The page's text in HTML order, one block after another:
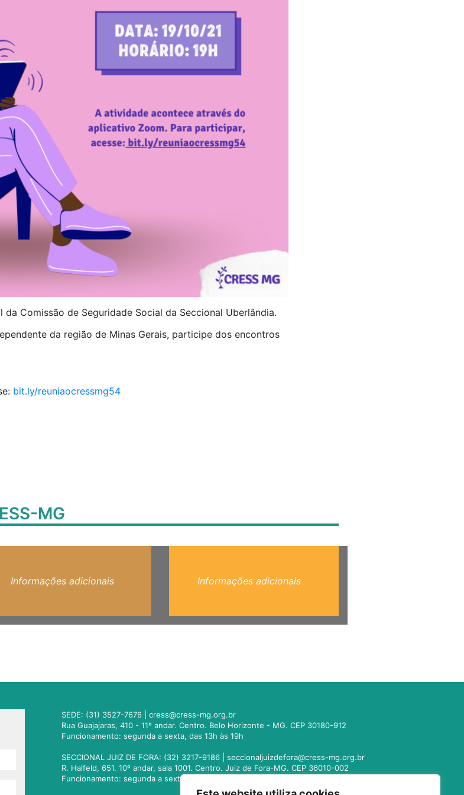
da Comissão de Seguridade Social da Seccional Uberlândia.
da região de Minas Gerais, participe dos encontros
bit.ly/reuniaocressmg54
MG
Informações adicionais Informações adicionais
SEDE: (31) 3527-7676 |cress@cress-mg.org.br
Rua Guajajaras, 410 - 11º andar. Centro. Belo Horizonte - MG. CEP 30180-912
Funcionamento: segunda a sexta, das 13h às 19h
SECCIONAL JUIZ DE FORA: (32) 3217-9186 |seccionaljuizdefora@cress-mg.org.br
R. Halfeld, 651. 10º andar, sala 1001. Centro. Juiz de Fora-MG. CEP 36010-002
Funcionamento: segunda a sexta, das 13h às 19h